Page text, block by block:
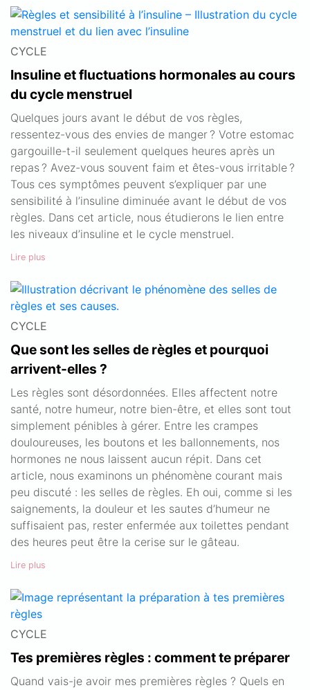
CYCLE
Insuline et fluctuations hormonales au cours
du cycle menstruel
Quelques jours avant le début de vos règles,
ressentez-vous des envies de manger ? Votre estomac
gargouille-t-il seulement quelques heures après un
repas ? Avez-vous souvent faim et êtes-vous irritable ?
Tous ces symptômes peuvent s’expliquer par une
sensibilité à l’insuline diminuée avant le début de vos
règles. Dans cet article, nous étudierons le lien entre
les niveaux d’insuline et le cycle menstruel.
Lire plus
CYCLE
Que sont les selles de règles et pourquoi
arrivent-elles ?
Les règles sont désordonnées. Elles affectent notre
santé, notre humeur, notre bien-être, et elles sont tout
simplement pénibles à gérer. Entre les crampes
douloureuses, les boutons et les ballonnements, nos
hormones ne nous laissent aucun répit. Dans cet
article, nous examinons un phénomène courant mais
peu discuté : les selles de règles. Eh oui, comme si les
saignements, la douleur et les sautes d’humeur ne
suffisaient pas, rester enfermée aux toilettes pendant
des heures peut être la cerise sur le gâteau.
Lire plus
CYCLE
Tes premières règles : comment te préparer
Quand vais-je avoir mes premières règles ? Quels en